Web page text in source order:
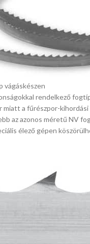
vágáskészen
rendelkező
a fűrészpor-
az azonos méretű NV
élező gépen